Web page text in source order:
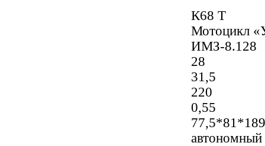
К68 Т
Мотоцикл
ИМЗ-8.128
28
31,5
220
0,55
77,5*81*189
автономный